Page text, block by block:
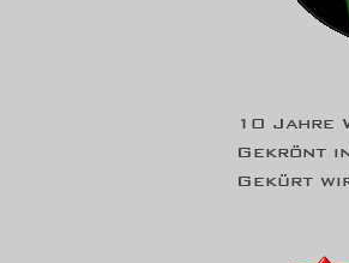
10 Jahre
Gekrönt
Gekürt